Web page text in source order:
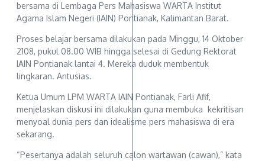
bersama di Lembaga Pers Mahasiswa WARTA Institut
Agama Islam Negeri (IAIN) Pontianak, Kalimantan Barat.
Proses belajar bersama dilakukan pada Minggu, 14 Oktober
2108, pukul 08.00 WIB hingga selesai di Gedung Rektorat
IAIN Pontianak lantai 4. Mereka duduk membentuk
lingkaran. Antusias.
Ketua Umum LPM WARTA IAIN Pontianak, Farli Afif,
menjelaskan diskusi ini dilakukan guna membuka kekritisan
menyoal dunia pers dan idealisme pers mahasiswa di era
sekarang.
“Pesertanya adalah seluruh calon wartawan (cawan),” kata